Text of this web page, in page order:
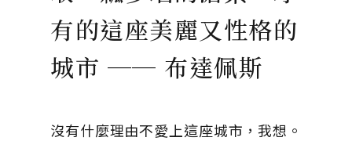
有的這座美麗又性格的
城市 ── 布達佩斯
沒有什麼理由不愛上這座城市，我想。